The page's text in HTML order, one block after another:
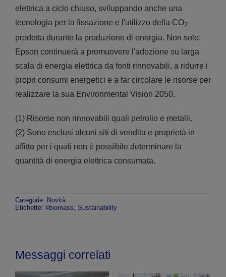
elettrica a ciclo chiuso, sviluppando anche una
tecnologia per la fissazione e l'utilizzo della CO2
prodotta durante la produzione di energia. Non solo:
Epson continuerà a promuovere l'adozione su larga
scala di energia elettrica da fonti rinnovabili, a ridurre i
propri consumi energetici e a far circolare le risorse per
realizzare la sua Environmental Vision 2050.
(1) Risorse non rinnovabili quali petrolio e metalli.
(2) Sono esclusi alcuni siti di vendita e proprietà in
affitto per i quali non è possibile determinare la
quantità di energia elettrica consumata.
Categorie: Novità
Etichette: #biomass, Sustainability
Messaggi correlati